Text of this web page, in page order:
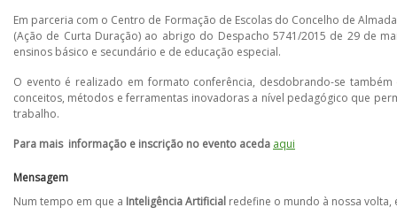
Em parceria com o Centro de Formação de Escolas do Concelho de
(Ação de Curta Duração) ao abrigo do Despacho 5741/2015 de 29 de
ensinos básico e secundário e de educação especial.
O evento é realizado em formato conferência, desdobrando-se
conceitos, métodos e ferramentas inovadoras a nível pedagógico que
trabalho.
Para mais informação e inscrição no evento aceda aqui
Mensagem
Num tempo em que a Inteligência Artificial redefine o mundo à nossa